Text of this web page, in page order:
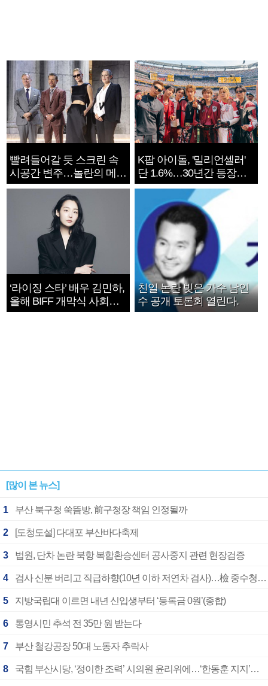
빨려들어갈 듯 스크린 속
시공간 변주…놀란의 메시
지는 ‘전쟁 속죄’
K팝 아이돌, '밀리언셀러'
단 1.6%…30년간 등장
1182개팀 전수조사
‘라이징 스타’ 배우 김민하,
올해 BIFF 개막식 사회자
확정
친일 논란 빚은 가수 남인
수 공개 토론회 열린다.
[많이 본 뉴스]
1 부산 북구청 쑥뜸방, 前구청장 책임 인정될까
2 [도청도설] 다대포 부산바다축제
3 법원, 단차 논란 북항 복합환승센터 공사중지 관련 현장검증
4 검사 신분 버리고 직급하향(10년 이하 저연차 검사)…檢 중수청행 기피
5 지방국립대 이르면 내년 신입생부터 ‘등록금 0원’(종합)
6 통영시민 추석 전 35만 원 받는다
7 부산 철강공장 50대 노동자 추락사
8 국힘 부산시당, ‘정이한 조력’ 시의원 윤리위에…‘한동훈 지지’도 신고접수